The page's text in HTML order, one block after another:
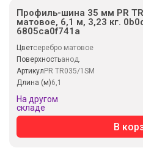
Профиль-шина 35 мм PR
матовое, 6,1 м, 3,23 кг.
6805ca0f741a
Цветсеребро матовое
Поверхностьанод.
Артикул PR TR035/1SM
Длина (м)6,1
На другом
складе
В